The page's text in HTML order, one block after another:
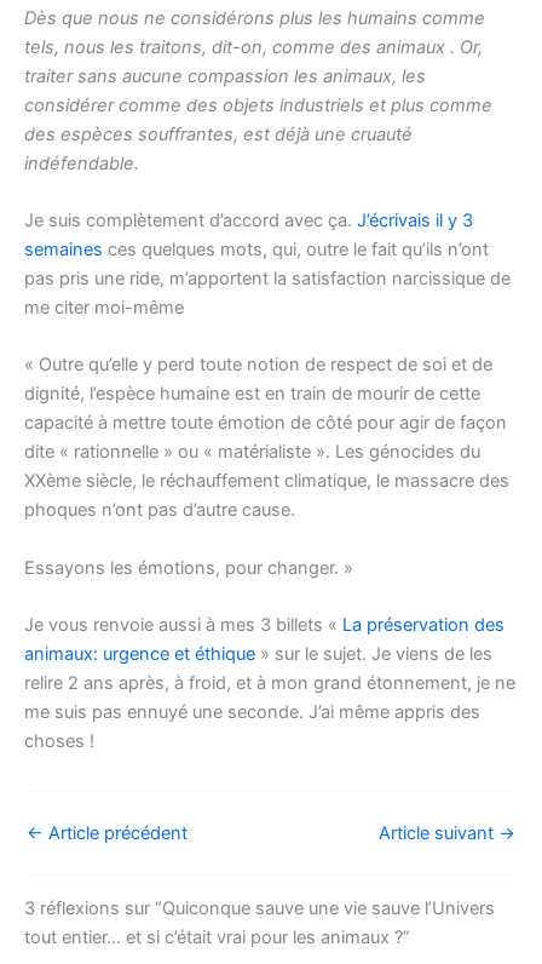
Dès que nous ne considérons plus les humains comme
tels, nous les traitons, dit-on, comme des animaux . Or,
traiter sans aucune compassion les animaux, les
considérer comme des objets industriels et plus comme
des espèces souffrantes, est déjà une cruauté
indéfendable.
Je suis complètement d’accord avec ça. J’écrivais il y 3
semaines ces quelques mots, qui, outre le fait qu’ils n’ont
pas pris une ride, m’apportent la satisfaction narcissique de
me citer moi-même
« Outre qu’elle y perd toute notion de respect de soi et de
dignité, l’espèce humaine est en train de mourir de cette
capacité à mettre toute émotion de côté pour agir de façon
dite « rationnelle » ou « matérialiste ». Les génocides du
XXème siècle, le réchauffement climatique, le massacre des
phoques n’ont pas d’autre cause.
Essayons les émotions, pour changer. »
Je vous renvoie aussi à mes 3 billets « La préservation des
animaux: urgence et éthique » sur le sujet. Je viens de les
relire 2 ans après, à froid, et à mon grand étonnement, je ne
me suis pas ennuyé une seconde. J’ai même appris des
choses !
← Article précédent Article suivant →
3 réflexions sur “Quiconque sauve une vie sauve l’Univers
tout entier… et si c’était vrai pour les animaux ?”